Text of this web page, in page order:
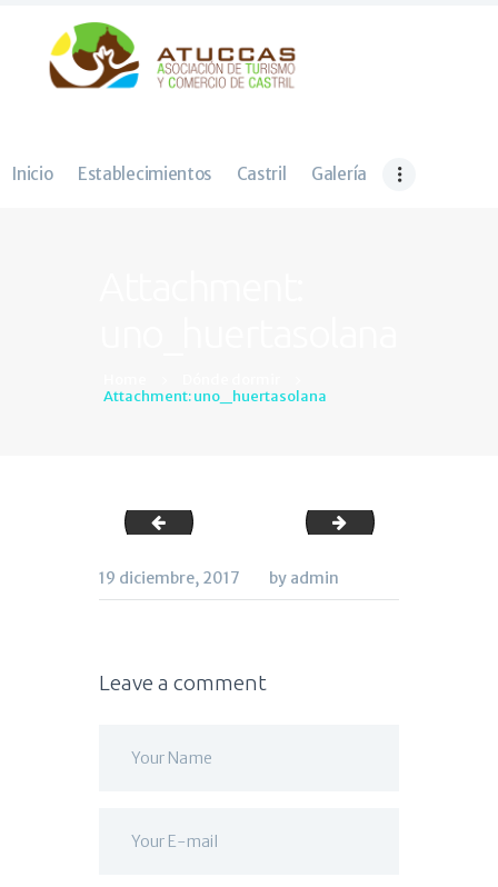
Inicio Establecimientos Castril Galería
Attachment: uno_huertasolana
Establecimientos
tres_huertasolana agua_miravella
19 diciembre, 2017 by admin
Leave a comment